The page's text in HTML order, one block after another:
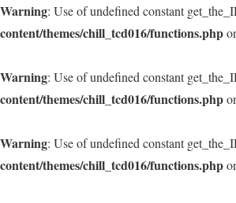
Warning: Use of undefined constant
content/themes/chill_tcd016/functions.php
Warning: Use of undefined constant
content/themes/chill_tcd016/functions.php
Warning: Use of undefined constant
content/themes/chill_tcd016/functions.php